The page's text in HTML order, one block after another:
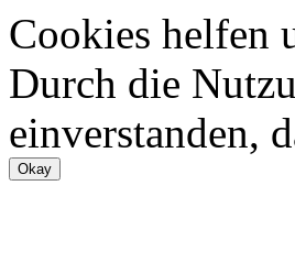
Cookies helfen
Durch die
einverstanden,